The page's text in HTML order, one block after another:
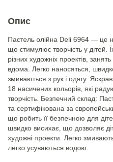
Опис
Пастель олійна Deli 6964 — це
що стимулює творчість у дітей.
різних художніх проектів,
вдома. Легко наносяться,
змиваються з рук і одягу.
18 насичених кольорів, які
творчість. Безпечний склад:
та сертифікована за
що робить її безпечною для
швидко висихає, що дозволяє
художні проекти. Легко
легко усуваються водою.